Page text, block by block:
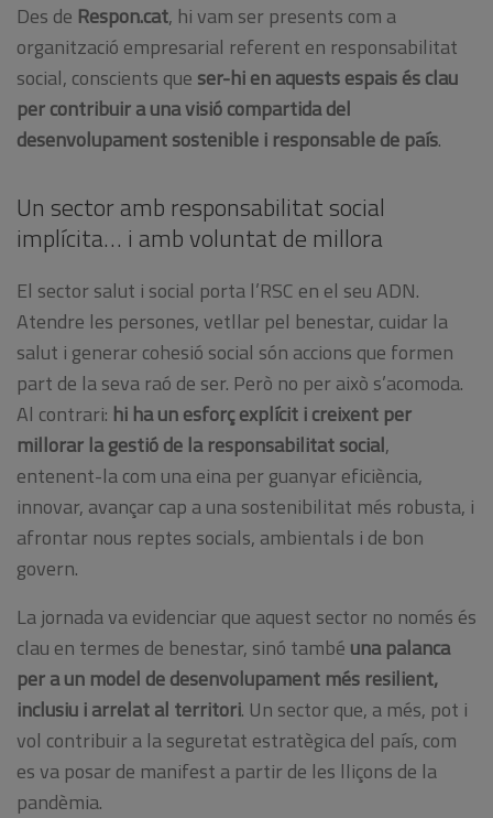
Des de Respon.cat, hi vam ser presents com a
organització empresarial referent en responsabilitat
social, conscients que ser-hi en aquests espais és clau
per contribuir a una visió compartida del
desenvolupament sostenible i responsable de país.
Un sector amb responsabilitat social
implícita… i amb voluntat de millora
El sector salut i social porta l’RSC en el seu ADN.
Atendre les persones, vetllar pel benestar, cuidar la
salut i generar cohesió social són accions que formen
part de la seva raó de ser. Però no per això s’acomoda.
Al contrari: hi ha un esforç explícit i creixent per
millorar la gestió de la responsabilitat social,
entenent-la com una eina per guanyar eficiència,
innovar, avançar cap a una sostenibilitat més robusta, i
afrontar nous reptes socials, ambientals i de bon
govern.
La jornada va evidenciar que aquest sector no només és
clau en termes de benestar, sinó també una palanca
per a un model de desenvolupament més resilient,
inclusiu i arrelat al territori. Un sector que, a més, pot i
vol contribuir a la seguretat estratègica del país, com
es va posar de manifest a partir de les lliçons de la
pandèmia.